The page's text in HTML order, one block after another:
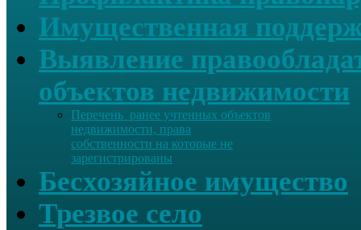
Имущественная
Выявление
объектов недвижимости
Перечень ранее учтенных объектов
недвижимости, права
собственности на которые не
зарегистрированы
Бесхозяйное имущество
Трезвое село